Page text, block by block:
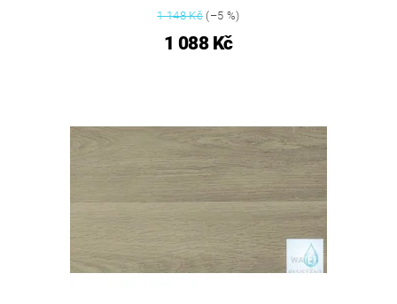
1 148 Kč(–5 %)
1 088 Kč